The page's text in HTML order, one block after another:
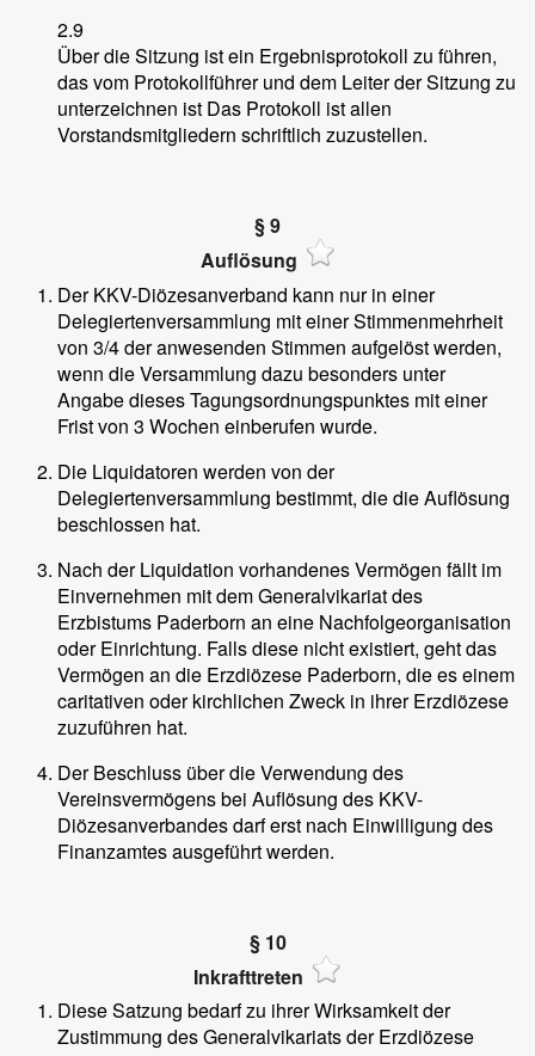
2.9
Über die Sitzung ist ein Ergebnisprotokoll zu führen,
das vom Protokollführer und dem Leiter der Sitzung zu
unterzeichnen ist Das Protokoll ist allen
Vorstandsmitgliedern schriftlich zuzustellen.
§ 9
Auflösung
Der KKV-Diözesanverband kann nur in einer
Delegiertenversammlung mit einer Stimmenmehrheit
von 3/4 der anwesenden Stimmen aufgelöst werden,
wenn die Versammlung dazu besonders unter
Angabe dieses Tagungsordnungspunktes mit einer
Frist von 3 Wochen einberufen wurde.
Die Liquidatoren werden von der
Delegiertenversammlung bestimmt, die die Auflösung
beschlossen hat.
Nach der Liquidation vorhandenes Vermögen fällt im
Einvernehmen mit dem Generalvikariat des
Erzbistums Paderborn an eine Nachfolgeorganisation
oder Einrichtung. Falls diese nicht existiert, geht das
Vermögen an die Erzdiözese Paderborn, die es einem
caritativen oder kirchlichen Zweck in ihrer Erzdiözese
zuzuführen hat.
Der Beschluss über die Verwendung des
Vereinsvermögens bei Auflösung des KKV-
Diözesanverbandes darf erst nach Einwilligung des
Finanzamtes ausgeführt werden.
§ 10
Inkrafttreten
Diese Satzung bedarf zu ihrer Wirksamkeit der
Zustimmung des Generalvikariats der Erzdiözese